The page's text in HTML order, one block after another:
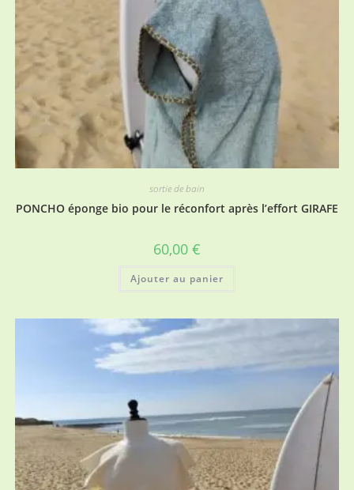
sortie de bain
PONCHO éponge bio pour le réconfort après l’effort GIRAFE
60,00 €
Ajouter au panier